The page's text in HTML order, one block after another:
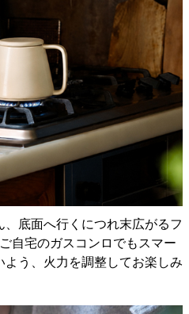
底面へ行くにつれ末広がるフ
自宅のガスコンロでもスマー
う、火力を調整してお楽しみ